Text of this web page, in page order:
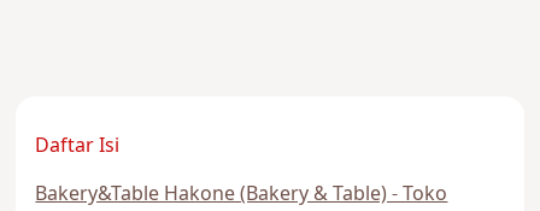
Daftar Isi
Bakery&Table Hakone (Bakery & Table) - Toko